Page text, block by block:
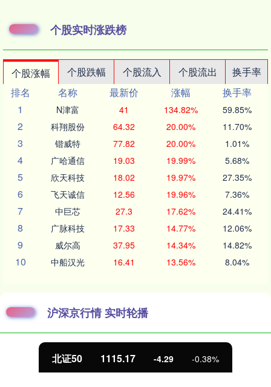
个股实时涨跌榜
个股涨幅 个股跌幅 个股流入 个股流出
换手率
排名
名称 最新价 涨幅
换手率
1
N津富 41 134.82% 59.85%
2 科翔股份 64.32 20.00% 11.70%
3 锴威特 77.82 20.00% 1.01%
4 广哈通信 19.03 19.99% 5.68%
5 欣天科技 18.02 19.97% 27.35%
6 飞天诚信 12.56 19.96% 7.36%
7 中巨芯 27.3 17.62% 24.41%
8 广脉科技 17.33 14.77% 12.06%
9 威尔高 37.95 14.34% 14.82%
10 中船汉光 16.41 13.56% 8.04%
沪深京行情 实时轮播
北证50 1115.17 -4.29 -0.38%